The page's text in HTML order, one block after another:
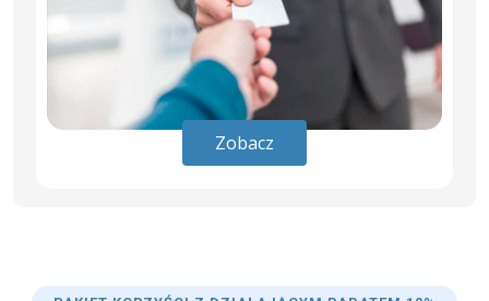
Zobacz